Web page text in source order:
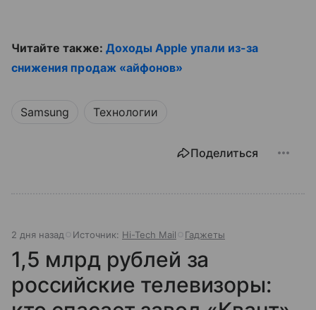
Читайте также: Доходы Apple упали из-за
снижения продаж «айфонов»
Samsung Технологии
Поделиться
2 дня назад Источник: Hi-Tech Mail Гаджеты
1,5 млрд рублей за
российские телевизоры: